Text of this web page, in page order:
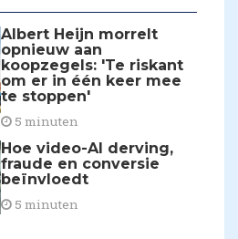
Albert Heijn morrelt
opnieuw aan
koopzegels: 'Te riskant
om er in één keer mee
te stoppen'
5 minuten
Hoe video-AI derving,
fraude en conversie
beïnvloedt
5 minuten